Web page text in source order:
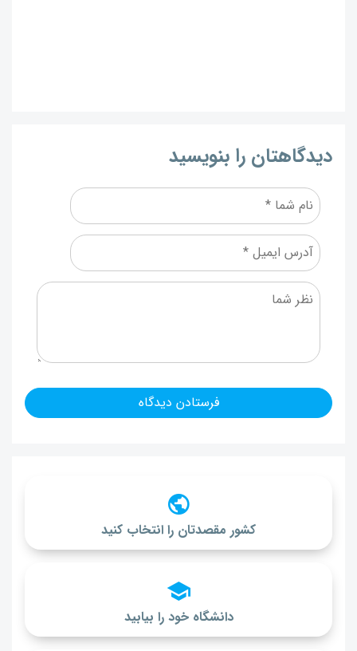
دیدگاهتان را بنویسید
کشور مقصدتان را انتخاب کنید
دانشگاه خود را بیابید